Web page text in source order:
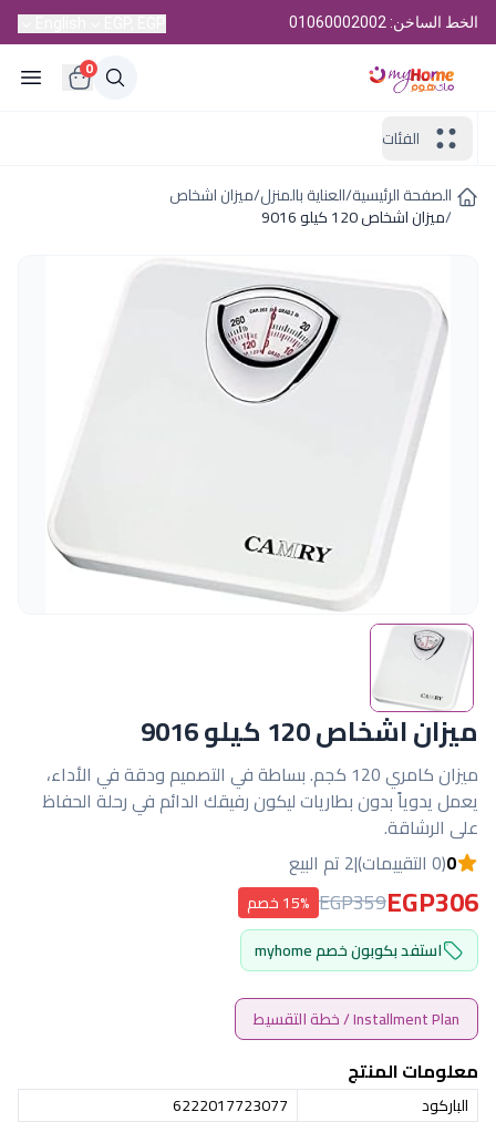
الخط الساخن: 01060002002
0
الفئات
الصفحة الرئيسية/العناية بالمنزل/ميزان اشخاص
/ميزان اشخاص 120 كيلو 9016
ميزان اشخاص 120 كيلو 9016
ميزان كامري 120 كجم. بساطة في التصميم ودقة في الأداء،
يعمل يدوياً بدون بطاريات ليكون رفيقك الدائم في رحلة الحفاظ
على الرشاقة.
0(0 التقييمات) |2 تم البيع
EGP306
EGP359 15% خصم
استفد بكوبون خصم myhome
Installment Plan / خطة التقسيط
معلومات المنتج
الباركود
6222017723077